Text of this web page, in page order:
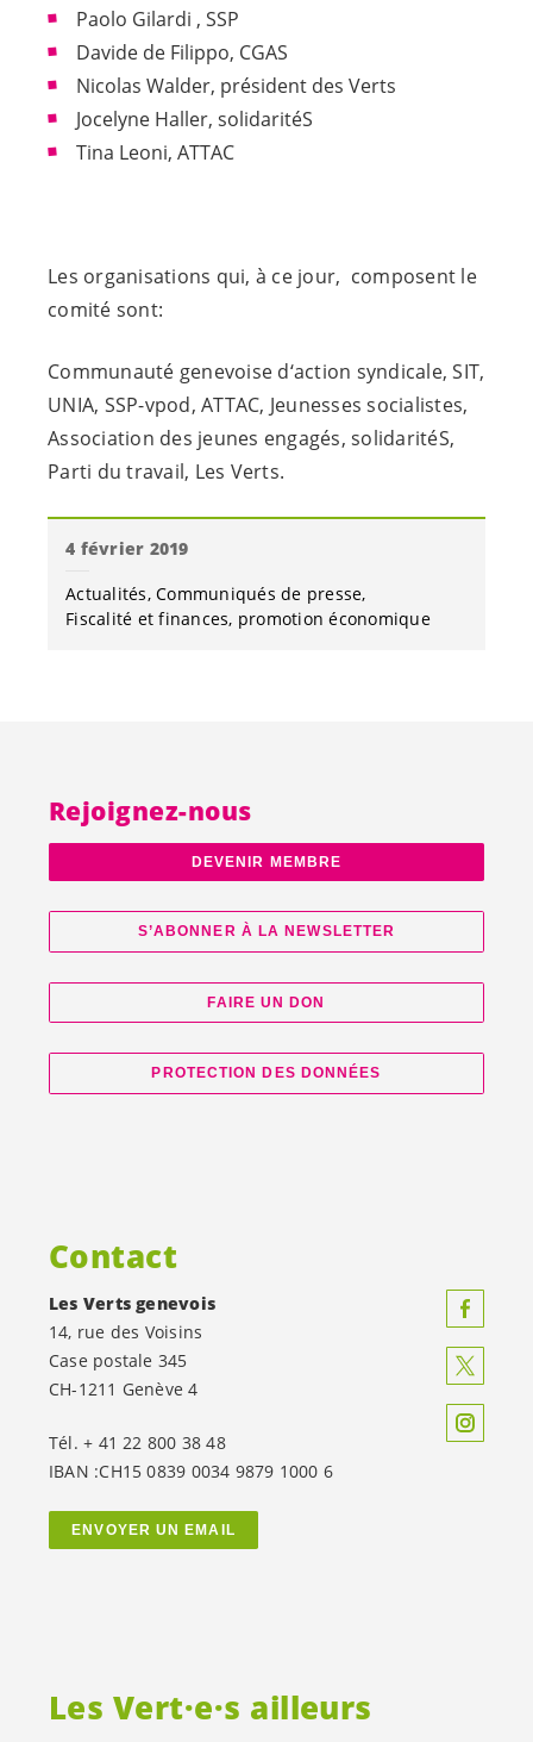
Paolo Gilardi , SSP
Davide de Filippo, CGAS
Nicolas Walder, président des Verts
Jocelyne Haller, solidaritéS
Tina Leoni, ATTAC
Les organisations qui, à ce jour, composent le
comité sont:
Communauté genevoise d‘action syndicale, SIT,
UNIA, SSP-vpod, ATTAC, Jeunesses socialistes,
Association des jeunes engagés, solidaritéS,
Parti du travail, Les Verts.
4 février 2019
Actualités Communiqués de presse
Fiscalité et finances promotion économique
Les Vert·e·s ailleurs
Rejoignez-nous
DEVENIR MEMBRE
S’ABONNER À LA NEWSLETTER
FAIRE UN DON
PROTECTION DES DONNÉES
Contact
Les Verts genevois
14, rue des Voisins
Case postale 345
CH-1211 Genève 4
Tél. + 41 22 800 38 48
IBAN :CH15 0839 0034 9879 1000 6
ENVOYER UN EMAIL